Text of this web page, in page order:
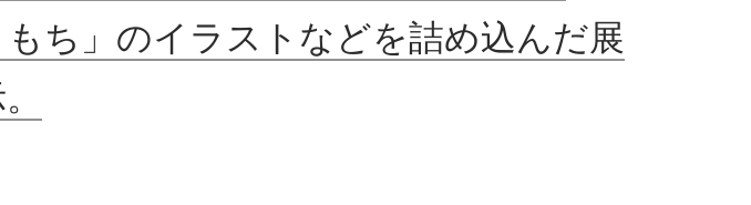
ち」のイラストなどを詰め込んだ展